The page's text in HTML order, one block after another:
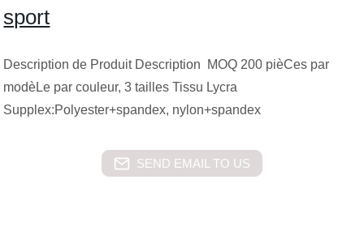
sport
Description de Produit Description MOQ 200 pièCes par
modèLe par couleur, 3 tailles Tissu Lycra
Supplex:Polyester+spandex, nylon+spandex
SEND EMAIL TO US